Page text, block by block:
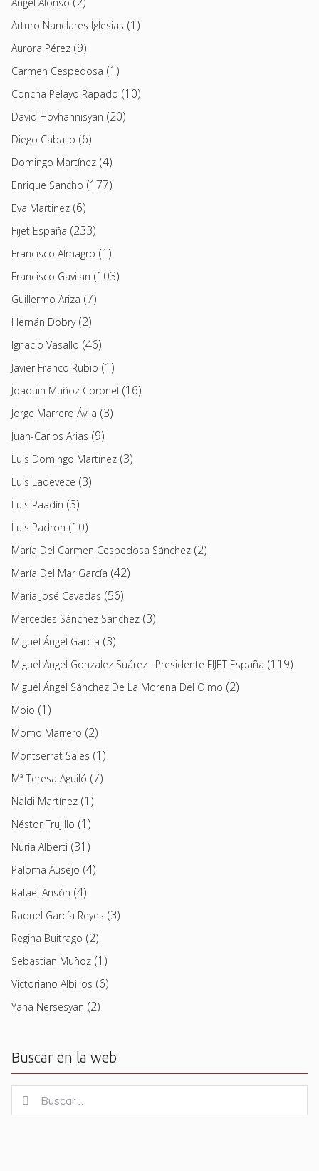
Arturo Nanclares Iglesias (1)
Aurora Pérez (9)
Carmen Cespedosa (1)
Concha Pelayo Rapado (10)
David Hovhannisyan (20)
Diego Caballo (6)
Domingo Martínez (4)
Enrique Sancho (177)
Eva Martinez (6)
Fijet España (233)
Francisco Almagro (1)
Francisco Gavilan (103)
Guillermo Ariza (7)
Hernán Dobry(2)
Ignacio Vasallo (46)
Javier Franco Rubio (1)
Joaquin Muñoz Coronel (16)
Jorge Marrero Ávila (3)
Juan-Carlos Arias (9)
Luis Domingo Martínez (3)
Luis Ladevece (3)
Luis Paadín (3)
Luis Padron (10)
María Del Carmen Cespedosa Sánchez (2)
María Del Mar García (42)
Maria José Cavadas (56)
Mercedes Sánchez Sánchez (3)
Miguel Ángel García (3)
Miguel Angel Gonzalez Suárez · Presidente FIJET España (119)
Miguel Ángel Sánchez De La Morena Del Olmo (2)
Moio (1)
Momo Marrero (2)
Montserrat Sales (1)
Mª Teresa Aguiló (7)
Naldi Martínez (1)
Néstor Trujillo (1)
Nuria Alberti (31)
Paloma Ausejo (4)
Rafael Ansón (4)
Raquel García Reyes (3)
Regina Buitrago (2)
Sebastian Muñoz (1)
Victoriano Albillos (6)
Yana Nersesyan (2)
Buscar en la web
for:
Buscar